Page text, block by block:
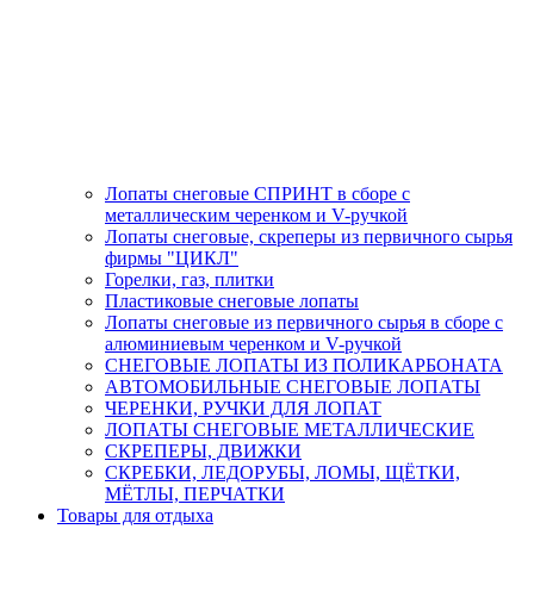
Лопаты снеговые СПРИНТ в сборе с
металлическим черенком и V-ручкой
Лопаты снеговые, скреперы из первичного сырья
фирмы "ЦИКЛ"
Горелки, газ, плитки
Пластиковые снеговые лопаты
Лопаты снеговые из первичного сырья в сборе с
алюминиевым черенком и V-ручкой
СНЕГОВЫЕ ЛОПАТЫ ИЗ ПОЛИКАРБОНАТА
АВТОМОБИЛЬНЫЕ СНЕГОВЫЕ ЛОПАТЫ
ЧЕРЕНКИ, РУЧКИ ДЛЯ ЛОПАТ
ЛОПАТЫ СНЕГОВЫЕ МЕТАЛЛИЧЕСКИЕ
СКРЕПЕРЫ, ДВИЖКИ
СКРЕБКИ, ЛЕДОРУБЫ, ЛОМЫ, ЩЁТКИ,
МЁТЛЫ, ПЕРЧАТКИ
Товары для отдыха